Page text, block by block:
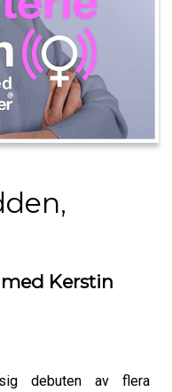
Kerstin
debuten av flera